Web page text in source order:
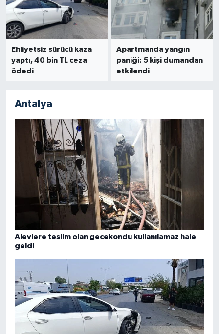
Ehliyetsiz sürücü kaza
yaptı, 40 bin TL ceza
ödedi
Apartmanda yangın
paniği: 5 kişi dumandan
etkilendi
Antalya
Alevlere teslim olan gecekondu kullanılamaz hale
geldi
Teknoloji
Televizyon
Turizm